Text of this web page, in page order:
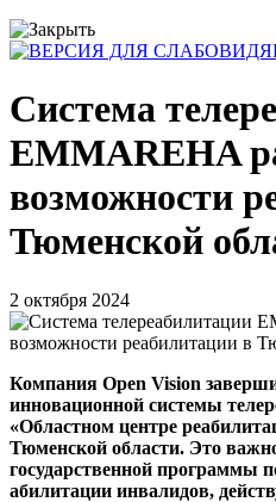
Система
EMMAREHA
возможности
Тюменской
2 октября 2024
Компания Open Vision
инновационной системы
«Областном центре
Тюменской области. Это
государственной программы
абилитации инвалидов,